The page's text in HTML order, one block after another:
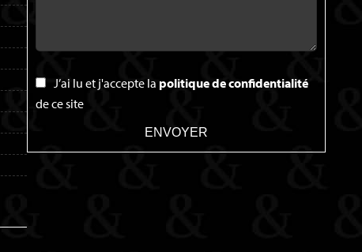
J’ai lu et j'accepte la politique de confidentialité
de ce site
ENVOYER